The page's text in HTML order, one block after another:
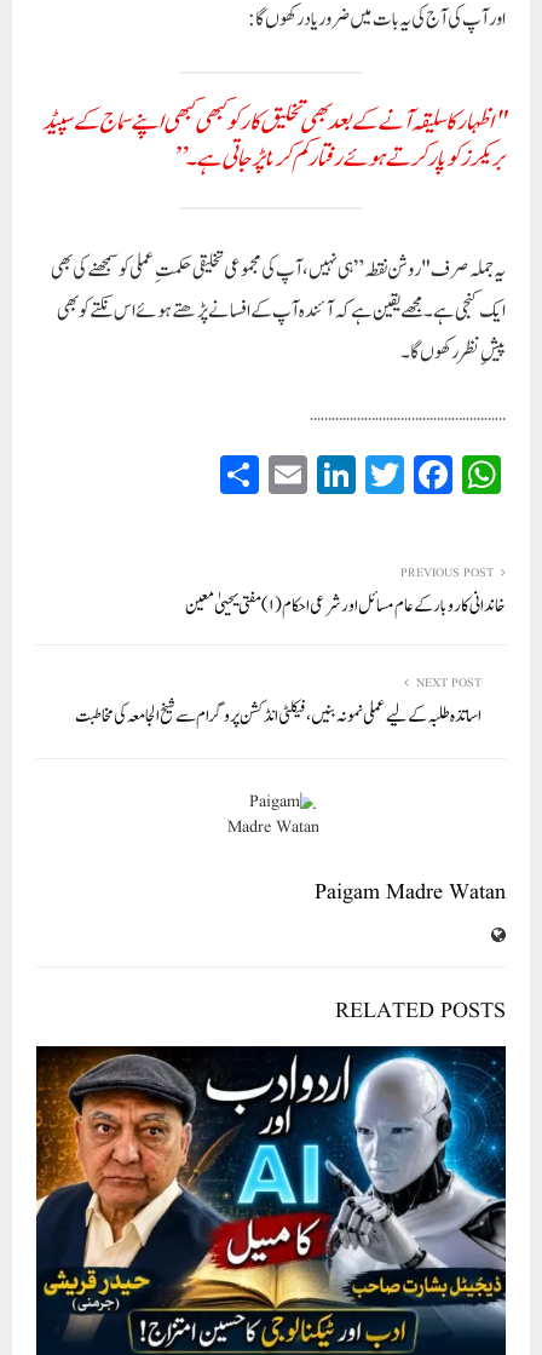
اور آپ کی آج کی یہ بات میں ضرور یاد رکھوں گا:
"اظہار کا سلیقہ آنے کے بعد بھی تخلیق کار کو کبھی کبھی اپنے سماج کے سپیڈ
بریکرز کو پار کرتے ہوئے رفتار کم کرنا پڑ جاتی ہے۔”
یہ جملہ صرف "روشن نقطہ” ہی نہیں، آپ کی مجموعی تخلیقی حکمتِ عملی کو سمجھنے کی بھی
ایک کنجی ہے۔ مجھے یقین ہے کہ آئندہ آپ کے افسانے پڑھتے ہوئے اس نکتے کو بھی
پیشِ نظر رکھوں گا۔
………………………………………………
W
ha
A
pp
Fa
ce
ok
T
wi
r
Li
nk
In
E
m
PREVIOUS POST
خاندانی کاروبار کے عام مسائل اور شرعی احکام (۱) مفتی یحییٰ معین
NEXT POST
اساتذہ طلبہ کے لیے عملی نمونہ بنیں ، فیکلٹی انڈکشن پروگرام سے شیخ الجامعہ کی مخاطبت
Paigam Madre Watan
RELATED POSTS